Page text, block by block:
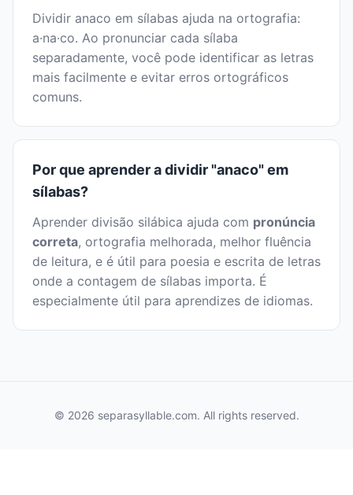
Dividir anaco em sílabas ajuda na ortografia:
a·na·co. Ao pronunciar cada sílaba
separadamente, você pode identificar as letras
mais facilmente e evitar erros ortográficos
comuns.
Por que aprender a dividir "anaco" em
sílabas?
Aprender divisão silábica ajuda com pronúncia
correta, ortografia melhorada, melhor fluência
de leitura, e é útil para poesia e escrita de letras
onde a contagem de sílabas importa. É
especialmente útil para aprendizes de idiomas.
© 2026 separasyllable.com. All rights reserved.